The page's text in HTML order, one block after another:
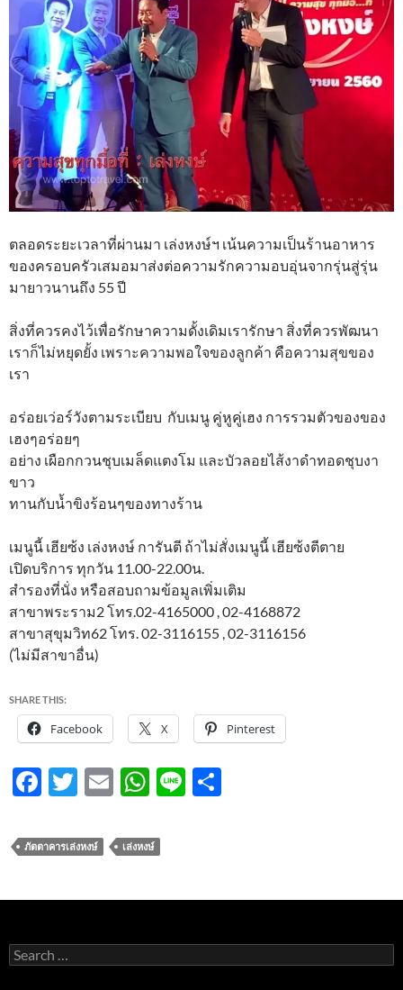
ตลอดระยะเวลาที่ผ่านมา เล่งหงษ์ฯ เน้นความเป็นร้านอาหาร
ของครอบครัวเสมอมาส่งต่อความรักความอบอุ่นจากรุ่นสู่รุ่น
มายาวนานถึง 55 ปี
สิ่งที่ควรคงไว้เพื่อรักษาความดั้งเดิมเรารักษา สิ่งที่ควรพัฒนา
เราก็ไม่หยุดยั้ง เพราะความพอใจของลูกค้า คือความสุขของ
เรา
อร่อยเว่อร์วังตามระเบียบ กับเมนู คู่หูคู่เฮง การรวมตัวของของ
เฮงๆอร่อยๆ
อย่าง เผือกกวนชุบเมล็ดแตงโม และบัวลอยไส้งาดำทอดชุบงา
ขาว
ทานกับน้ำขิงร้อนๆของทางร้าน
เมนูนี้ เฮียซ้ง เล่งหงษ์ การันตี ถ้าไม่สั่งเมนูนี้ เฮียซ้งตีตาย
เปิดบริการ ทุกวัน 11.00-22.00น.
สำรองที่นั่ง หรือสอบถามข้อมูลเพิ่มเติม
สาขาพระราม2 โทร.02-4165000 , 02-4168872
สาขาสุขุมวิท62 โทร. 02-3116155 , 02-3116156
(ไม่มีสาขาอื่น)
SHARE THIS:
Facebook X Pinterest
F
e
b
o
k
T
itt
er
E
ail
W
at
s
A
p
Li
ภัตตาคารเล่งหงษ์ เล่งหงษ์
Search
for: